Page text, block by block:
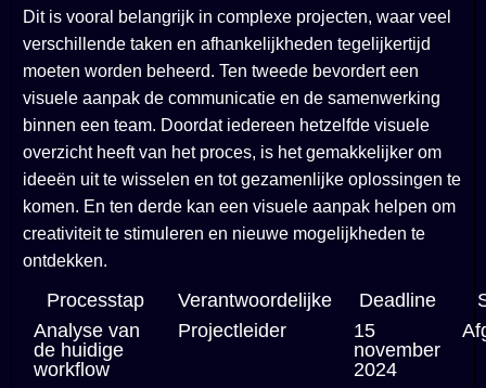
Dit is vooral belangrijk in complexe projecten, waar veel
verschillende taken en afhankelijkheden tegelijkertijd
moeten worden beheerd. Ten tweede bevordert een
visuele aanpak de communicatie en de samenwerking
binnen een team. Doordat iedereen hetzelfde visuele
overzicht heeft van het proces, is het gemakkelijker om
ideeën uit te wisselen en tot gezamenlijke oplossingen te
komen. En ten derde kan een visuele aanpak helpen om
creativiteit te stimuleren en nieuwe mogelijkheden te
ontdekken.
Processtap Verantwoordelijke Deadline
Analyse van
de huidige
workflow
Projectleider
15
november
2024